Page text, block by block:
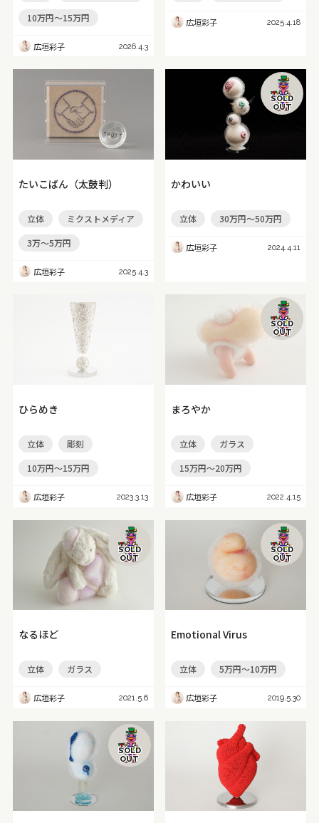
10万円～15万円
広垣彩子 2026.4.3
広垣彩子 2025.4.18
たいこばん（太鼓判）
立体
ミクストメディア
3万～5万円
広垣彩子 2025.4.3
SOLD
OUT
かわいい
立体 30万円～50万円
広垣彩子 2024.4.11
ひらめき
立体
彫刻
10万円～15万円
広垣彩子 2023.3.13
SOLD
OUT
まろやか
立体
ガラス
15万円～20万円
広垣彩子 2022.4.15
SOLD
OUT
なるほど
立体 ガラス
広垣彩子 2021.5.6
SOLD
OUT
Emotional Virus
立体 5万円～10万円
広垣彩子 2019.5.30
SOLD
OUT